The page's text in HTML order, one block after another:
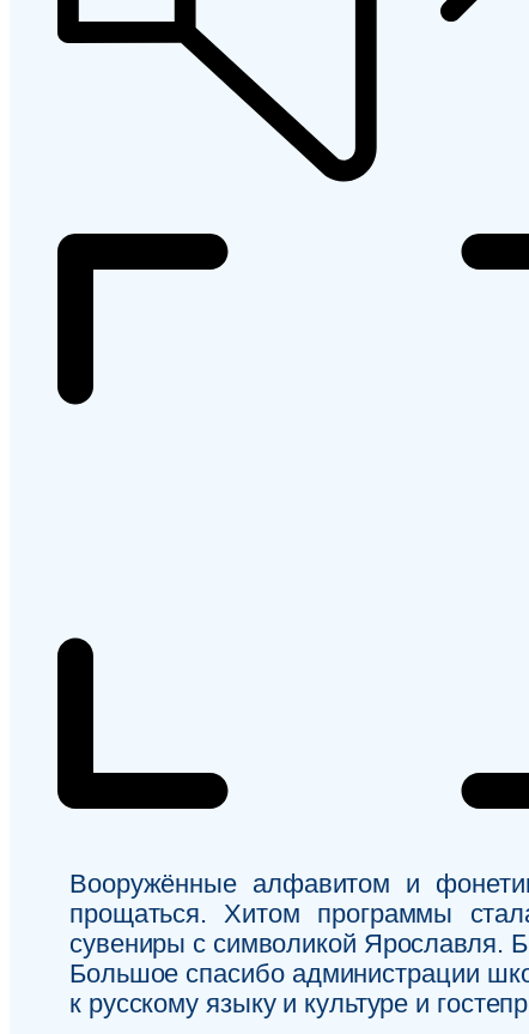
Вооружённые алфавитом и
прощаться. Хитом программы
сувениры с символикой Ярославля.
Большое спасибо администрации
к русскому языку и культуре и